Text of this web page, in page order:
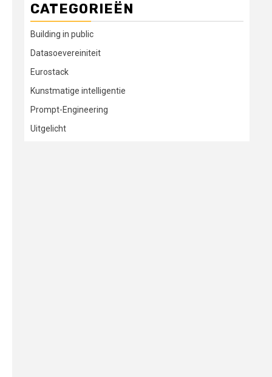
CATEGORIEËN
Building in public
Datasoevereiniteit
Eurostack
Kunstmatige intelligentie
Prompt-Engineering
Uitgelicht